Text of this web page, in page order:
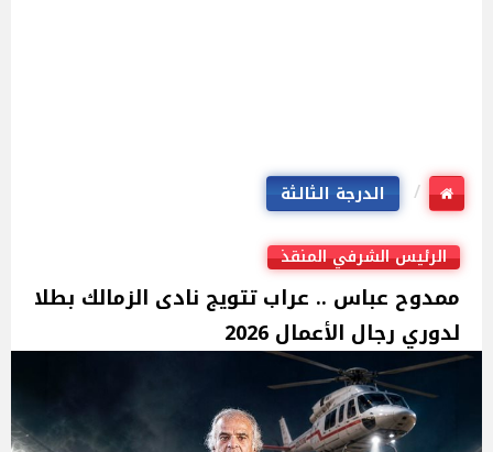
الدرجة الثالثة
الرئيس الشرفي المنقذ
ممدوح عباس .. عراب تتويج نادى الزمالك بطلا
لدوري رجال الأعمال 2026